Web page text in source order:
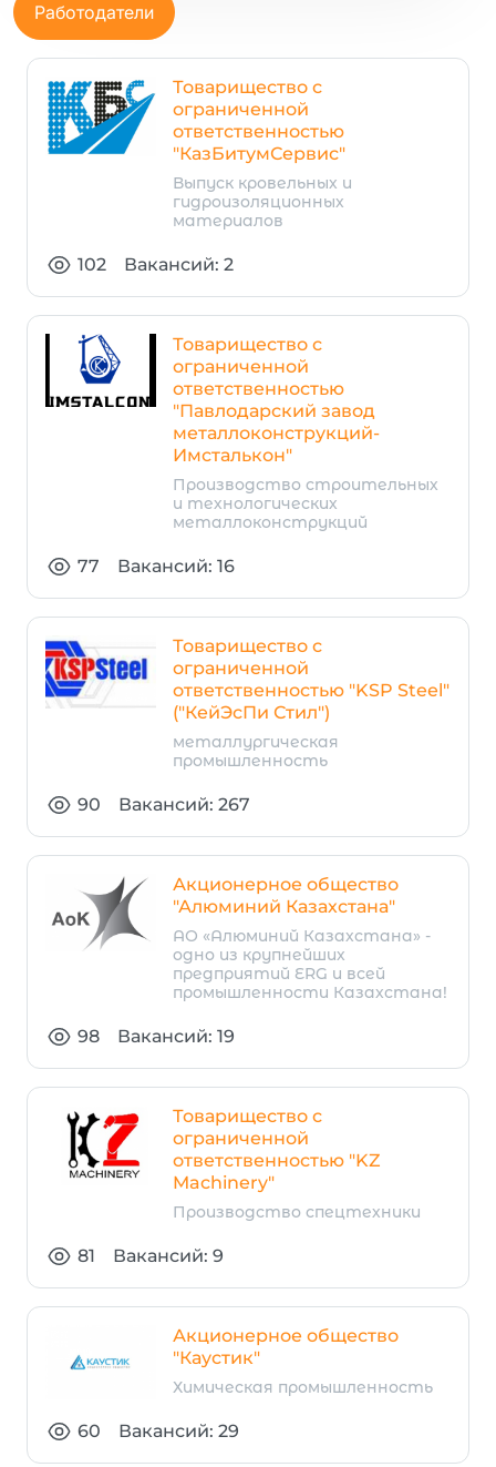
Работодатели
Товарищество с
ограниченной
ответственностью
"КазБитумСервис"
Выпуск кровельных и
гидроизоляционных
материалов
102 Вакансий: 2
Товарищество с
ограниченной
ответственностью
"Павлодарский завод
металлоконструкций-
Имсталькон"
Производство строительных
и технологических
металлоконструкций
77 Вакансий: 16
Товарищество с
ограниченной
ответственностью "KSP Steеl"
("КейЭсПи Стил")
металлургическая
промышленность
90 Вакансий: 267
Акционерное общество
"Алюминий Казахстана"
АО «Алюминий Казахстана» -
одно из крупнейших
предприятий ERG и всей
промышленности Казахстана!
98 Вакансий: 19
Товарищество с
ограниченной
ответственностью "KZ
Machinery"
Производство спецтехники
81 Вакансий: 9
Акционерное общество
"Каустик"
Химическая промышленность
60 Вакансий: 29